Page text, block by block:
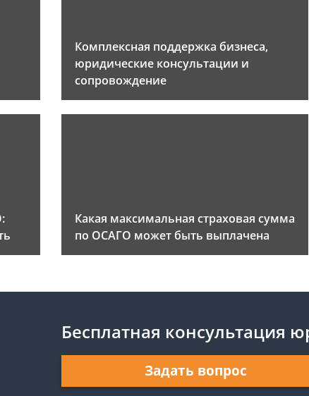
Комплексная поддержка бизнеса,
юридические консультации и
сопровождение
Какая максимальная страховая сумма
по ОСАГО может быть выплачена
Бесплатная консультация
Задать вопрос